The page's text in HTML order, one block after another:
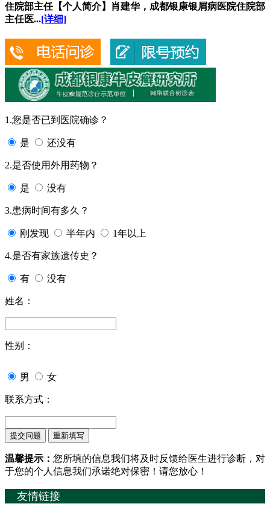
住院部主任【个人简介】肖建华，成都银康银屑病医院住院部
主任医...[详细]
1.您是否已到医院确诊？
是 还没有
2.是否使用外用药物？
是 没有
3.患病时间有多久？
刚发现 半年内 1年以上
4.是否有家族遗传史？
有 没有
姓名：
性别：
男 女
联系方式：
温馨提示： 您所填的信息我们将及时反馈给医生进行诊断，对
于您的个人信息我们承诺绝对保密！请您放心！
友情链接